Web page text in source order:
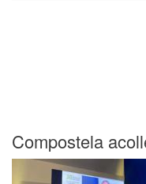
Compostela